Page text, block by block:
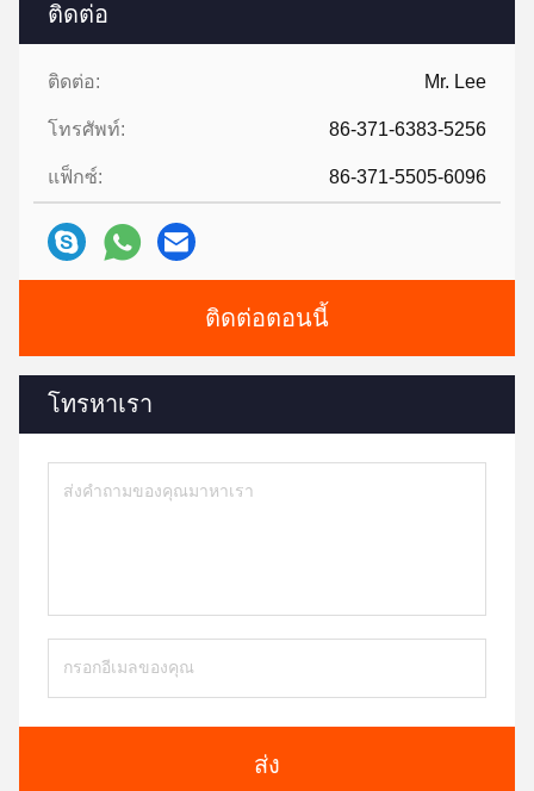
ติดต่อ
ติดต่อ: Mr. Lee
โทรศัพท์: 86-371-6383-5256
แฟ็กซ์: 86-371-5505-6096
ติดต่อตอนนี้
โทรหาเรา
ส่ง